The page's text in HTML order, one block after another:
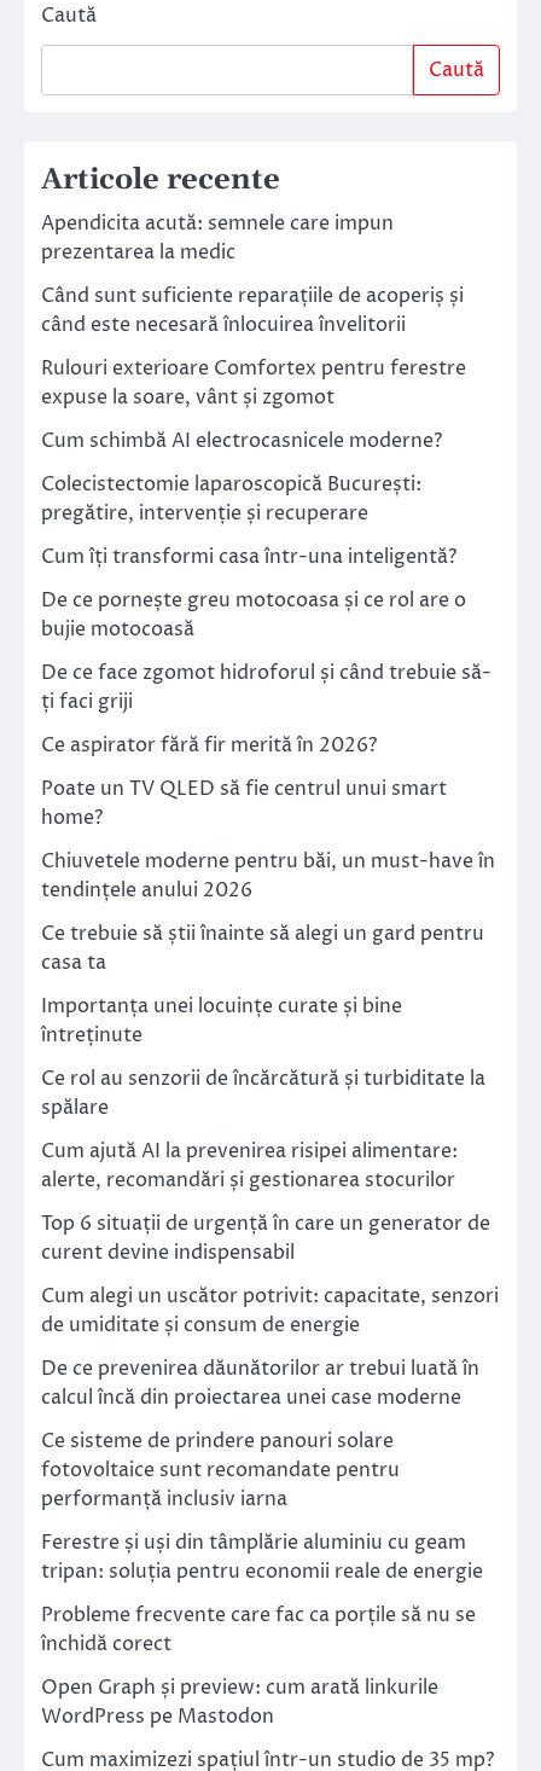
Caută
Caută
Articole recente
Apendicita acută: semnele care impun
prezentarea la medic
Când sunt suficiente reparațiile de acoperiș și
când este necesară înlocuirea învelitorii
Rulouri exterioare Comfortex pentru ferestre
expuse la soare, vânt și zgomot
Cum schimbă AI electrocasnicele moderne?
Colecistectomie laparoscopică București:
pregătire, intervenție și recuperare
Cum îți transformi casa într-una inteligentă?
De ce pornește greu motocoasa și ce rol are o
bujie motocoasă
De ce face zgomot hidroforul și când trebuie să-
ți faci griji
Ce aspirator fără fir merită în 2026?
Poate un TV QLED să fie centrul unui smart
home?
Chiuvetele moderne pentru băi, un must-have în
tendințele anului 2026
Ce trebuie să știi înainte să alegi un gard pentru
casa ta
Importanța unei locuințe curate și bine
întreținute
Ce rol au senzorii de încărcătură și turbiditate la
spălare
Cum ajută AI la prevenirea risipei alimentare:
alerte, recomandări și gestionarea stocurilor
Top 6 situații de urgență în care un generator de
curent devine indispensabil
Cum alegi un uscător potrivit: capacitate, senzori
de umiditate și consum de energie
De ce prevenirea dăunătorilor ar trebui luată în
calcul încă din proiectarea unei case moderne
Ce sisteme de prindere panouri solare
fotovoltaice sunt recomandate pentru
performanță inclusiv iarna
Ferestre și uși din tâmplărie aluminiu cu geam
tripan: soluția pentru economii reale de energie
Probleme frecvente care fac ca porțile să nu se
închidă corect
Open Graph și preview: cum arată linkurile
WordPress pe Mastodon
Cum maximizezi spațiul într-un studio de 35 mp?